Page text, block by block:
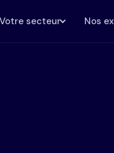
Votre secteur Nos